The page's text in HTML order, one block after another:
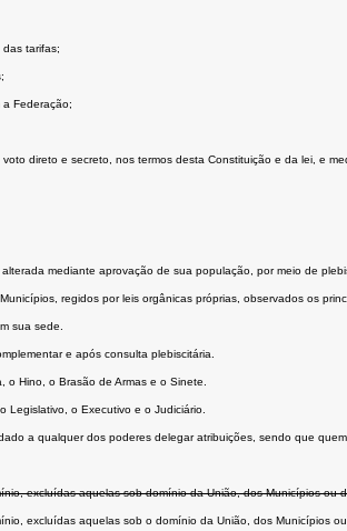
tarifas;
Federação;
direto e secreto, nos termos desta Constituição e da lei, e
mediante aprovação de sua população, por meio de
regidos por leis orgânicas próprias, observados os
sua sede.
e após consulta plebiscitária.
Hino, o Brasão de Armas e o Sinete.
Legislativo, o Executivo e o Judiciário.
a qualquer dos poderes delegar atribuições, sendo que
excluídas aquelas sob domínio da União, dos Municípios ou
excluídas aquelas sob o domínio da União, dos Municípios